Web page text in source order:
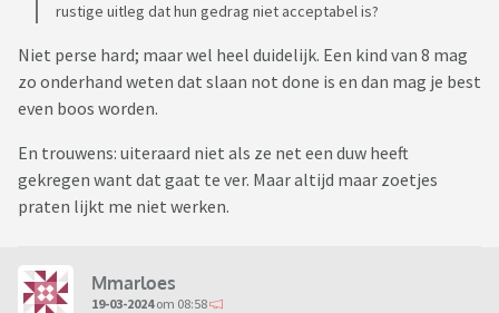
rustige uitleg dat hun gedrag niet acceptabel is?
Niet perse hard; maar wel heel duidelijk. Een kind van 8 mag
zo onderhand weten dat slaan not done is en dan mag je best
even boos worden.
En trouwens: uiteraard niet als ze net een duw heeft
gekregen want dat gaat te ver. Maar altijd maar zoetjes
praten lijkt me niet werken.
Mmarloes
19-03-2024om 08:58